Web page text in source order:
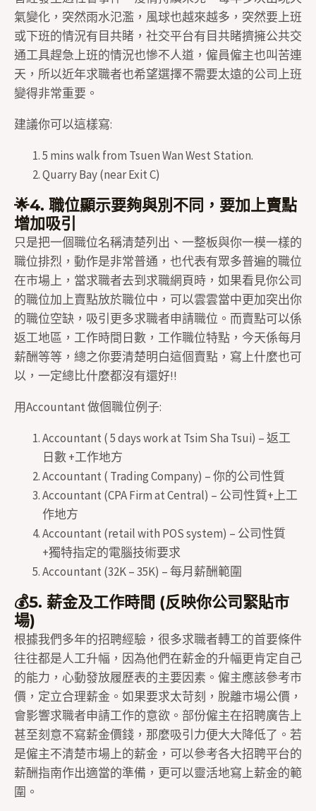
氣變化，突然雨水氾濫，風球也越來越多，突然要上班
或下班的情況有目共睹，社交平台有目共睹擠擁公共交
通工具趕急上班的情況也慘不人道，僱員僱主也叫苦連
天，所以近年求職者也希望選擇不需要太遠的公司上班
變得非常重要。
建議你可以這樣寫:
5 mins walk from Tsuen Wan West Station.
Quarry Bay (near Exit C)
🌟4. 職位顯示要夠與別不同，要加上賣點
增加吸引
只是把一個職位名稱清楚列出、一整板與你一模一樣的
職位排烈，動作是非常普通，也代表有眾多普遍的職位
在市場上，當求職者去到求職網頁時，如果看見你公司
的職位加上賣點放於職位中，可以雲雲當中更加突出你
的職位空缺，吸引更多求職者申請職位。而賣點可以係
返工地區，工作時間日數，工作職位特點，今天係每月
薪酬等等，總之你要清楚明白這個賣點，寫上什麼也可
以，一定總比什麼都沒有還好!!
用Accountant 做個職位例子:
Accountant ( 5 days work at Tsim Sha Tsui) – 返工
日數 +工作地方
Accountant ( Trading Company) – 你的公司性質
Accountant (CPA Firm at Central) – 公司性質+上工
作地方
Accountant (retail with POS system) – 公司性質
+獨特指定的電腦技術要求
Accountant (32K – 35K) – 每月薪酬範圍
💰5. 薪金及工作時間 (反映你公司緊貼市
場)
根據我們多年的招聘經驗，很多求職者轉工的首要條件
往往都是人工升幅，因為他們在薪金的升幅更肯定自己
的能力，心動發放履歷表的主要因素。僱主應該參考市
價，定立合理薪金。如果要求太苛刻，脫離市場公價，
會影響求職者申請工作的意欲。部份僱主在招聘廣告上
甚至刻意不寫薪金價錢，那麼吸引力便大大降低了。若
是僱主不清楚市場上的薪金，可以參考各大招聘平台的
薪酬指南作出適當的準備，更可以靈活地寫上薪金的範
圍。